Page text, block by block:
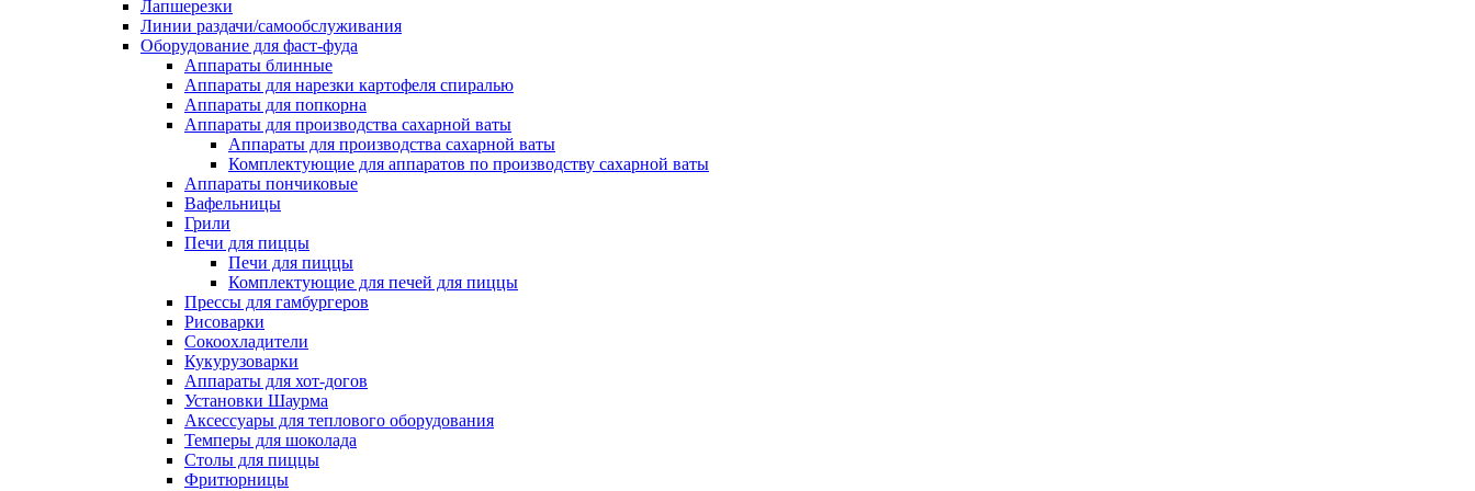
Лапшерезки
Линии раздачи/самообслуживания
Оборудование для фаст-фуда
Аппараты блинные
Аппараты для нарезки картофеля спиралью
Аппараты для попкорна
Аппараты для производства сахарной ваты
Аппараты для производства сахарной ваты
Комплектующие для аппаратов по производству сахарной ваты
Аппараты пончиковые
Вафельницы
Грили
Печи для пиццы
Печи для пиццы
Комплектующие для печей для пиццы
Прессы для гамбургеров
Рисоварки
Сокоохладители
Кукурузоварки
Аппараты для хот-догов
Установки Шаурма
Аксессуары для теплового оборудования
Темперы для шоколада
Столы для пиццы
Фритюрницы